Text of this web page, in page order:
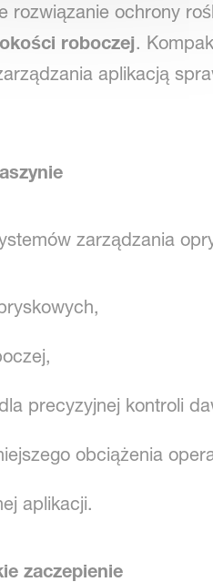
rozwiązanie ochrony
roboczej.
aplikacją
zarządzania
precyzyjnej kontroli
obciążenia
aplikacji.
zaczepienie